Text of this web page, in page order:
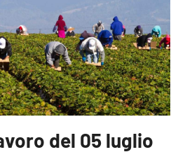
del 05 luglio